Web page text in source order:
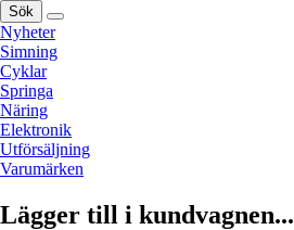
Sök
Nyheter
Simning
Cyklar
Springa
Näring
Elektronik
Utförsäljning
Varumärken
Lägger till i kundvagnen...